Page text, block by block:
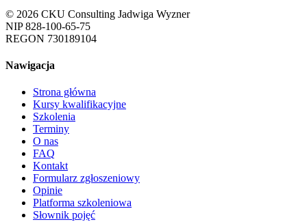
© 2026 CKU Consulting Jadwiga Wyzner
NIP 828-100-65-75
REGON 730189104
Nawigacja
Strona główna
Kursy kwalifikacyjne
Szkolenia
Terminy
O nas
FAQ
Kontakt
Formularz zgłoszeniowy
Opinie
Platforma szkoleniowa
Słownik pojęć